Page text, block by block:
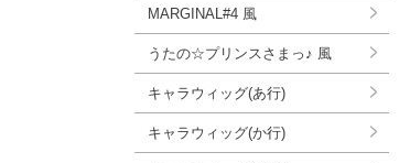
MARGINAL#4 風
うたの☆プリンスさまっ♪ 風
キャラウィッグ(あ行)
キャラウィッグ(か行)